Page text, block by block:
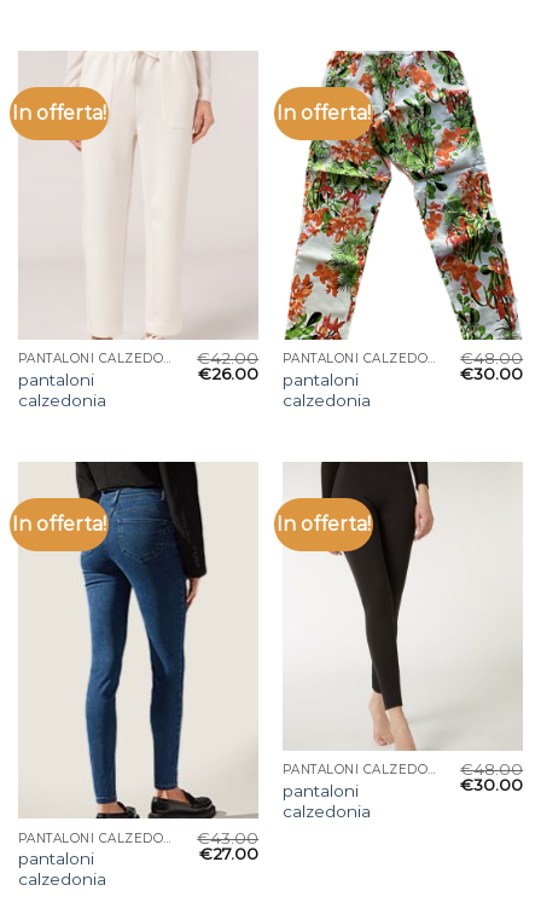
In offerta!
PANTALONI CALZEDONIA
pantaloni
calzedonia
€42.00
€26.00
In offerta!
PANTALONI CALZEDONIA
pantaloni
calzedonia
€48.00
€30.00
In offerta!
pantaloni
calzedonia
€43.00
€27.00
In offerta!
PANTALONI CALZEDONIA
pantaloni
calzedonia
€48.00
€30.00